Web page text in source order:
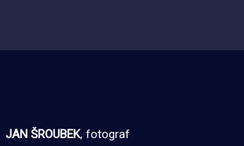
JAN ŠROUBEK, fotograf